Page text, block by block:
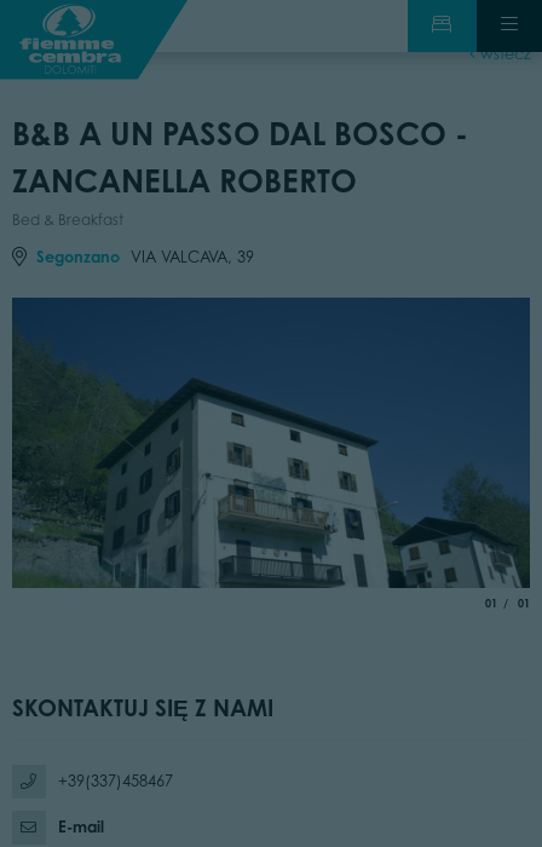
wstecz
B&B A UN PASSO DAL BOSCO -
ZANCANELLA ROBERTO
Bed & Breakfast
Segonzano VIA VALCAVA, 39
01 of
01
SKONTAKTUJ SIĘ Z NAMI
+39(337)458467
E-mail